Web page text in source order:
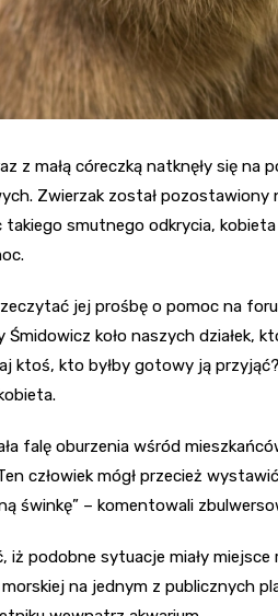
z małą córeczką natknęły się
Zwierzak został
takiego smutnego odkrycia,
jej prośbę o pomoc na
Śmidowicz koło naszych
ktoś, kto byłby gotowy ją
falę oburzenia wśród
człowiek mógł przecież
świnkę” – komentowali
iż podobne sytuacje miały
na jednym z publicznych